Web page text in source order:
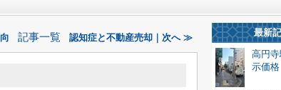
記事一覧 認知症と不動産売却｜次へ ≫
最新
高円
示価格